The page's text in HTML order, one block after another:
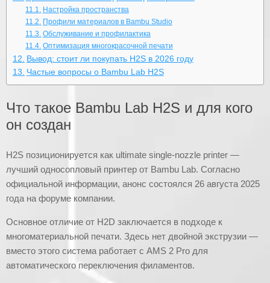
Настройка пространства
Профили материалов в Bambu Studio
Обслуживание и профилактика
Оптимизация многокрасочной печати
Вывод: стоит ли покупать H2S в 2026 году
Частые вопросы о Bambu Lab H2S
Что такое Bambu Lab H2S и для кого
он создан
H2S позиционируется как ultimate single-nozzle printer —
лучший односопловый принтер от Bambu Lab. Согласно
официальной информации, анонс состоялся 26 августа 2025
года на форуме компании.
Основное отличие от H2D заключается в подходе к
многоматериальной печати. Здесь нет двойной экструзии —
вместо этого система работает с AMS 2 Pro для
автоматического переключения филаментов.